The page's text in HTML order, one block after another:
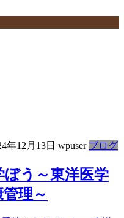
年12月13日 wpuser ブログ
う～東洋医学
理～